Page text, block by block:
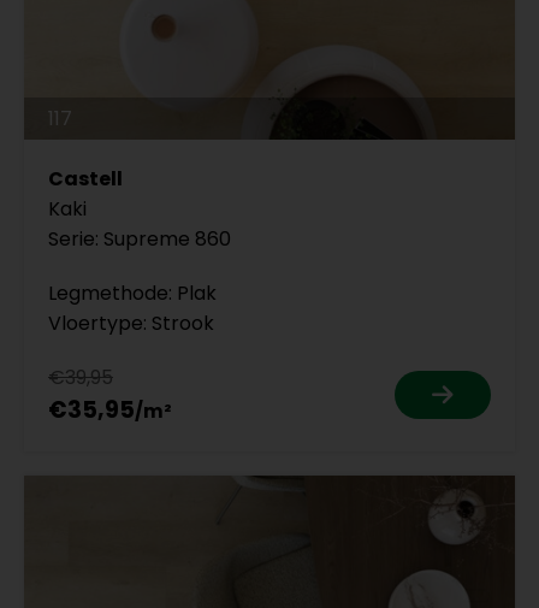
117
Castell
Kaki
Serie: Supreme 860
Legmethode: Plak
Vloertype: Strook
€39,95
€35,95